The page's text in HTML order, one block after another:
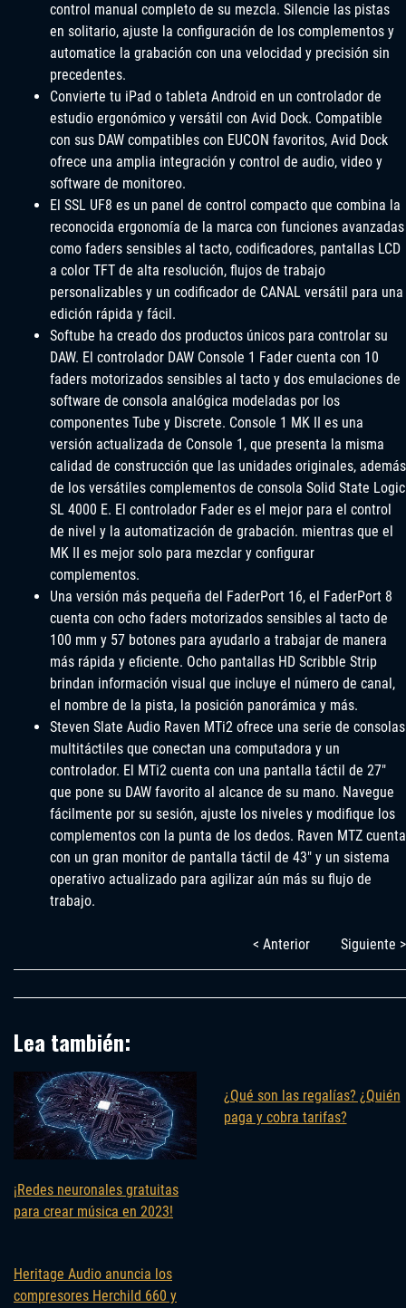
control manual completo de su mezcla. Silencie las pistas
en solitario, ajuste la configuración de los complementos y
automatice la grabación con una velocidad y precisión sin
precedentes.
Convierte tu iPad o tableta Android en un controlador de
estudio ergonómico y versátil con Avid Dock. Compatible
con sus DAW compatibles con EUCON favoritos, Avid Dock
ofrece una amplia integración y control de audio, video y
software de monitoreo.
El SSL UF8 es un panel de control compacto que combina la
reconocida ergonomía de la marca con funciones avanzadas
como faders sensibles al tacto, codificadores, pantallas LCD
a color TFT de alta resolución, flujos de trabajo
personalizables y un codificador de CANAL versátil para una
edición rápida y fácil.
Softube ha creado dos productos únicos para controlar su
DAW. El controlador DAW Console 1 Fader cuenta con 10
faders motorizados sensibles al tacto y dos emulaciones de
software de consola analógica modeladas por los
componentes Tube y Discrete. Console 1 MK II es una
versión actualizada de Console 1, que presenta la misma
calidad de construcción que las unidades originales, además
de los versátiles complementos de consola Solid State Logic
SL 4000 E. El controlador Fader es el mejor para el control
de nivel y la automatización de grabación. mientras que el
MK II es mejor solo para mezclar y configurar
complementos.
Una versión más pequeña del FaderPort 16, el FaderPort 8
cuenta con ocho faders motorizados sensibles al tacto de
100 mm y 57 botones para ayudarlo a trabajar de manera
más rápida y eficiente. Ocho pantallas HD Scribble Strip
brindan información visual que incluye el número de canal,
el nombre de la pista, la posición panorámica y más.
Steven Slate Audio Raven MTi2 ofrece una serie de consolas
multitáctiles que conectan una computadora y un
controlador. El MTi2 cuenta con una pantalla táctil de 27″
que pone su DAW favorito al alcance de su mano. Navegue
fácilmente por su sesión, ajuste los niveles y modifique los
complementos con la punta de los dedos. Raven MTZ cuenta
con un gran monitor de pantalla táctil de 43″ y un sistema
operativo actualizado para agilizar aún más su flujo de
trabajo.
< Anterior Siguiente >
Lea también:
¡Redes neuronales gratuitas
para crear música en 2023!
¿Qué son las regalías? ¿Quién
paga y cobra tarifas?
Heritage Audio anuncia los
compresores Herchild 660 y